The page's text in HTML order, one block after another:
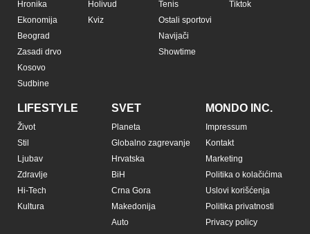
Hronika
Ekonomija
Beograd
Zasadi drvo
Kosovo
Sudbine
Holivud
Kviz
Tenis
Ostali sportovi
Navijači
Showtime
Tiktok
LIFESTYLE
Život
Stil
Ljubav
Zdravlje
Hi-Tech
Kultura
SVET
Planeta
Globalno zagrevanje
Hrvatska
BiH
Crna Gora
Makedonija
Auto
MONDO INC.
Impressum
Kontakt
Marketing
Politika o kolačićima
Uslovi korišćenja
Politika privatnosti
Privacy policy